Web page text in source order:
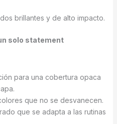
brillantes y de alto impacto.
solo statement
para una cobertura opaca
que no se desvanecen.
que se adapta a las rutinas